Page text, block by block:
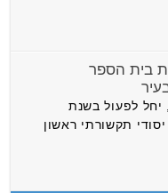
בית הספר
יחל לפעול בשנת
תקשורתי ראשון